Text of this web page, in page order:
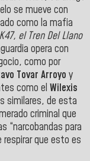
se mueve con
como la mafia
el Tren Del Llano
opera con
como por
Tovar Arroyo y
como el Wilexis
similares, de esta
criminal que
“narcobandas para
respirar que esto es